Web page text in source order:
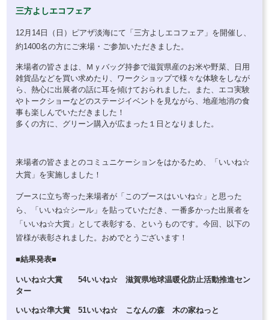
三方よしエコフェア
12月14日（日）ピアザ淡海にて「三方よしエコフェア」を開催し、
約1400名の方にご来場・ご参加いただきました。
来場者の皆さまは、Ｍｙバッグ持参で滋賀県産のお米や野菜、日用
雑貨品などを買い求めたり、ワークショップで様々な体験をしなが
ら、熱心に出展者の話に耳を傾けておられました。また、エコ実験
やトークショーなどのステージイベントを見ながら、地産地消の食
事も楽しんでいただきました！
多くの方に、グリーン購入が広まった１日となりました。
来場者の皆さまとのコミュニケーションをはかるため、「いいね☆
大賞」を実施しました！
ブースに立ち寄った来場者が「このブースはいいね☆」と思った
ら、「いいね☆シール」を貼っていただき、一番多かった出展者を
「いいね☆大賞」として表彰する、というものです。今回、以下の
皆様が表彰されました。おめでとうございます！
■結果発表■
いいね☆大賞 54いいね☆ 滋賀県地球温暖化防止活動推進セン
ター
いいね☆準大賞 51いいね☆ こなんの森 木の家ねっと